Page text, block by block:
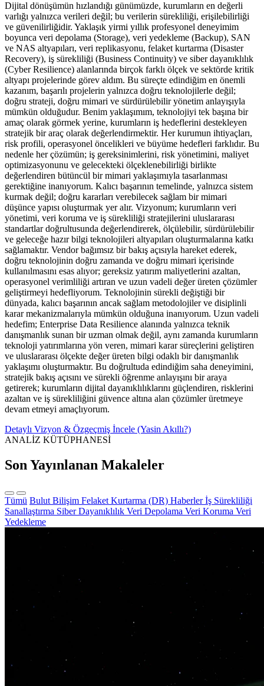
Dijital dönüşümün hızlandığı günümüzde, kurumların en değerli
varlığı yalnızca verileri değil; bu verilerin sürekliliği, erişilebilirliği
ve güvenilirliğidir. Yaklaşık yirmi yıllık profesyonel deneyimim
boyunca veri depolama (Storage), veri yedekleme (Backup), SAN
ve NAS altyapıları, veri replikasyonu, felaket kurtarma (Disaster
Recovery), iş sürekliliği (Business Continuity) ve siber dayanıklılık
(Cyber Resilience) alanlarında birçok farklı ölçek ve sektörde kritik
altyapı projelerinde görev aldım. Bu süreçte edindiğim en önemli
kazanım, başarılı projelerin yalnızca doğru teknolojilerle değil;
doğru strateji, doğru mimari ve sürdürülebilir yönetim anlayışıyla
mümkün olduğudur. Benim yaklaşımım, teknolojiyi tek başına bir
amaç olarak görmek yerine, kurumların iş hedeflerini destekleyen
stratejik bir araç olarak değerlendirmektir. Her kurumun ihtiyaçları,
risk profili, operasyonel öncelikleri ve büyüme hedefleri farklıdır. Bu
nedenle her çözümün; iş gereksinimlerini, risk yönetimini, maliyet
optimizasyonunu ve gelecekteki ölçeklenebilirliği birlikte
değerlendiren bütüncül bir mimari yaklaşımıyla tasarlanması
gerektiğine inanıyorum. Kalıcı başarının temelinde, yalnızca sistem
kurmak değil; doğru kararları verebilecek sağlam bir mimari
düşünce yapısı oluşturmak yer alır. Vizyonum; kurumların veri
yönetimi, veri koruma ve iş sürekliliği stratejilerini uluslararası
standartlar doğrultusunda değerlendirerek, ölçülebilir, sürdürülebilir
ve geleceğe hazır bilgi teknolojileri altyapıları oluşturmalarına katkı
sağlamaktır. Vendor bağımsız bir bakış açısıyla hareket ederek,
doğru teknolojinin doğru zamanda ve doğru mimari içerisinde
kullanılmasını esas alıyor; gereksiz yatırım maliyetlerini azaltan,
operasyonel verimliliği artıran ve uzun vadeli değer üreten çözümler
geliştirmeyi hedefliyorum. Teknolojinin sürekli değiştiği bir
dünyada, kalıcı başarının ancak sağlam metodolojiler ve disiplinli
karar mekanizmalarıyla mümkün olduğuna inanıyorum. Uzun vadeli
hedefim; Enterprise Data Resilience alanında yalnızca teknik
danışmanlık sunan bir uzman olmak değil, aynı zamanda kurumların
teknoloji yatırımlarına yön veren, mimari karar süreçlerini geliştiren
ve uluslararası ölçekte değer üreten bilgi odaklı bir danışmanlık
yaklaşımı oluşturmaktır. Bu doğrultuda edindiğim saha deneyimini,
stratejik bakış açısını ve sürekli öğrenme anlayışını bir araya
getirerek; kurumların dijital dayanıklılıklarını güçlendiren, risklerini
azaltan ve iş sürekliliğini güvence altına alan çözümler üretmeye
devam etmeyi amaçlıyorum.
Detaylı Vizyon & Özgeçmiş İncele (Yasin Akıllı?)
ANALİZ KÜTÜPHANESİ
Son Yayınlanan Makaleler
Tümü Bulut Bilişim Felaket Kurtarma (DR) Haberlerİş Sürekliliği
Sanallaştırma Siber Dayanıklılık Veri Depolama Veri Koruma Veri
Yedekleme